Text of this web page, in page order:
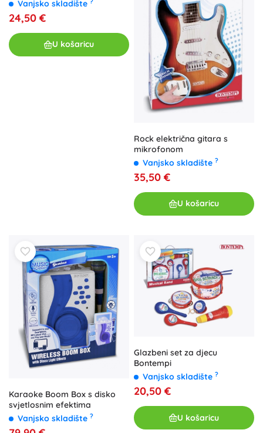
Vanjsko skladište
24,50 €
U košaricu
Rock električna gitara s
mikrofonom
Vanjsko skladište ?
35,50 €
U košaricu
Karaoke Boom Box s disko
svjetlosnim efektima
Vanjsko skladište ?
Glazbeni set za djecu
Bontempi
Vanjsko skladište ?
20,50 €
U košaricu